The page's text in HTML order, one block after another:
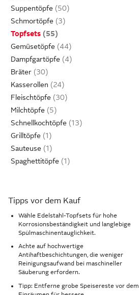
Suppentöpfe
Schmortöpfe
Topfsets
Gemüsetöpfe
Dampfgartöpfe
Bräter
Kasserollen
Fleischtöpfe
Milchtöpfe
Schnellkochtöpfe
Grilltöpfe
Sauteuse
Spaghettitöpfe
Tipps vor dem Kauf
Wähle Edelstahl-Topfsets für hohe
Korrosionsbeständigkeit und langlebige
Spülmaschinentauglichkeit.
Achte auf hochwertige
Antihaftbeschichtungen, die weniger
Reinigungsaufwand bei maschineller
Säuberung erfordern.
Tipp: Entferne grobe Speisereste vor dem